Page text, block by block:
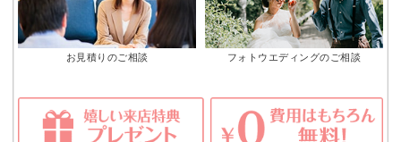
お見積りのご相談 フォトウエディングのご相談